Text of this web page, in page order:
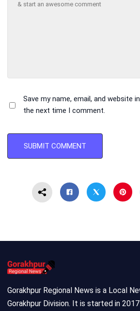
Save my name, email, and website
the next time I comment.
Gorakhpur Regional News is a Local
Gorakhpur Division. It is started in